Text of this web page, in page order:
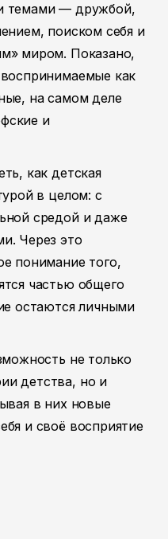
темами — дружбой,
поиском себя и
миром. Показано,
как
на самом деле
и
как детская
в целом: с
средой и даже
Через это
понимание того,
частью общего
остаются личными
не только
детства, но и
в них новые
и своё восприятие